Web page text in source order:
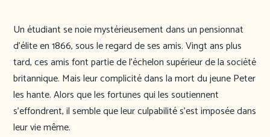
Un étudiant se noie mystérieusement dans un pensionnat
d’élite en 1866, sous le regard de ses amis. Vingt ans plus
tard, ces amis font partie de l’échelon supérieur de la société
britannique. Mais leur complicité dans la mort du jeune Peter
les hante. Alors que les fortunes qui les soutiennent
s’effondrent, il semble que leur culpabilité s’est imposée dans
leur vie même.